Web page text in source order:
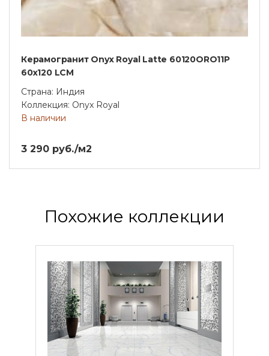
Керамогранит Onyx Royal Latte 60120ORO11P
60х120 LCM
Страна: Индия
Коллекция: Onyx Royal
В наличии
3 290 руб./м2
Похожие коллекции